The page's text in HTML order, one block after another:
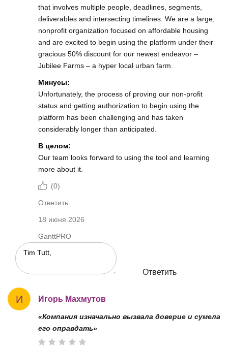
that involves multiple people, deadlines, segments,
deliverables and intersecting timelines. We are a large,
nonprofit organization focused on affordable housing
and are excited to begin using the platform under their
gracious 50% discount for our newest endeavor –
Jubilee Farms – a hyper local urban farm.
Минусы:
Unfortunately, the process of proving our non-profit
status and getting authorization to begin using the
platform has been challenging and has taken
considerably longer than anticipated.
В целом:
Our team looks forward to using the tool and learning
more about it.
(0)
Ответить
18 июня 2026
GanttPRO
Ответить
И Игорь Махмутов
«Компания изначально вызвала доверие и сумела
его оправдать»